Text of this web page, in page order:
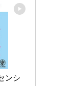
ンシ